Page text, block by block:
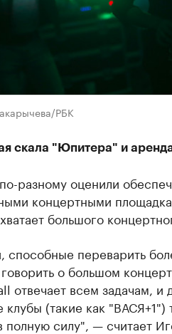
РБК
скала "Юпитера" и
разному оценили
концертными
большого
способные переварить
о большом
отвечает всем задачам, и
клубы (такие как
полную силу", — считает